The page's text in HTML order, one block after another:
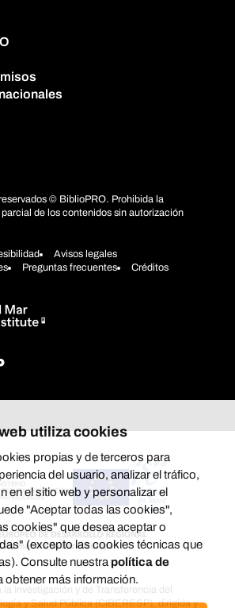
© BiblioPRO. Prohibida la
de los contenidos sin autorización
Avisos legales
Preguntas frecuentes Créditos
Investigación y de Transferencia del
y Salud Pública (CIBERESP), dirigida y
utiliza cookies
propias y de terceros para
del usuario, analizar el tráfico,
en el sitio web y personalizar el
"Aceptar todas las cookies",
cookies" que desea aceptar o
(excepto las cookies técnicas que
Consulte nuestra política de
obtener más información.